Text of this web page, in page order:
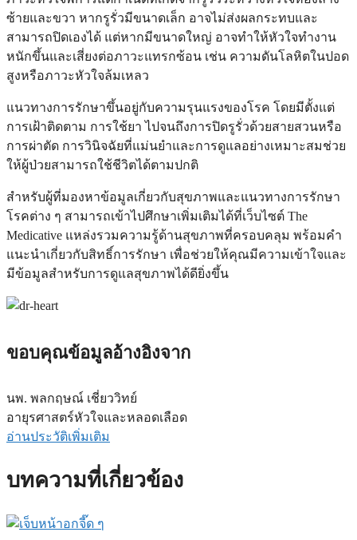
ซ้ายและขวา หากรูรั่วมีขนาดเล็ก อาจไม่ส่งผลกระทบและ
สามารถปิดเองได้ แต่หากมีขนาดใหญ่ อาจทำให้หัวใจทำงาน
หนักขึ้นและเสี่ยงต่อภาวะแทรกซ้อน เช่น ความดันโลหิตในปอด
สูงหรือภาวะหัวใจล้มเหลว
แนวทางการรักษาขึ้นอยู่กับความรุนแรงของโรค โดยมีตั้งแต่
การเฝ้าติดตาม การใช้ยา ไปจนถึงการปิดรูรั่วด้วยสายสวนหรือ
การผ่าตัด การวินิจฉัยที่แม่นยำและการดูแลอย่างเหมาะสมช่วย
ให้ผู้ป่วยสามารถใช้ชีวิตได้ตามปกติ
สำหรับผู้ที่มองหาข้อมูลเกี่ยวกับสุขภาพและแนวทางการรักษา
โรคต่าง ๆ สามารถเข้าไปศึกษาเพิ่มเติมได้ที่เว็บไซต์ The
Medicative แหล่งรวมความรู้ด้านสุขภาพที่ครอบคลุม พร้อมคำ
แนะนำเกี่ยวกับสิทธิ์การรักษา เพื่อช่วยให้คุณมีความเข้าใจและ
มีข้อมูลสำหรับการดูแลสุขภาพได้ดียิ่งขึ้น
ขอบคุณข้อมูลอ้างอิงจาก
นพ. พลกฤษณ์ ​เชี่ยววิทย์
อายุรศาสตร์หัวใจและหลอดเลือด
อ่านประวัติเพิ่มเติม
บทความที่เกี่ยวข้อง